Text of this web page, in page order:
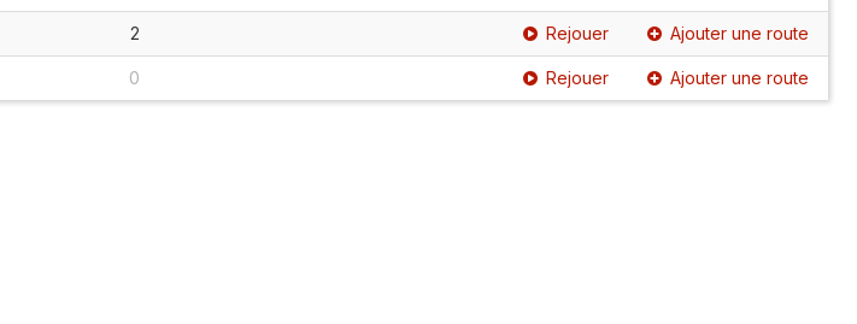
2 Rejouer Ajouter une route
0 Rejouer Ajouter une route